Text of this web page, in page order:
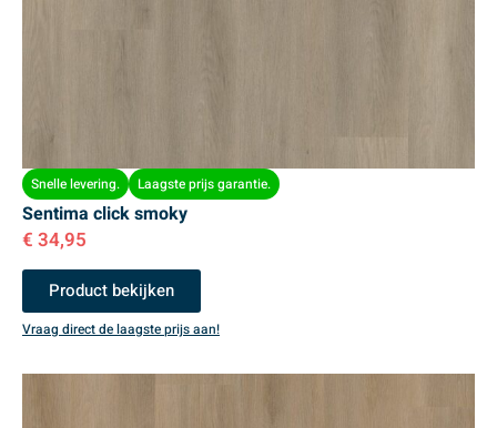
Snelle levering. Laagste prijs garantie.
Sentima click smoky
€ 34,95
Product bekijken
Vraag direct de laagste prijs aan!